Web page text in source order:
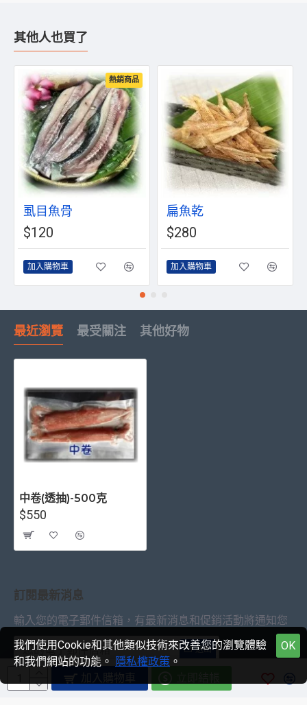
加入購物車
其他人也買了
熱銷商品
虱目魚骨
$120
加入購物車
扁魚乾
$280
加入購物車
最近瀏覽 最受關注 其他好物
中卷(透抽)-500克
$550
訂閱最新消息
輸入您的電子郵件信箱，有最新消息和促銷活動將通知您
送出
我已經閱讀並同意 隱私權保護
OK
我們使用Cookie和其他類似技術來改善您的瀏覽體驗
和我們網站的功能。 隱私權政策 。